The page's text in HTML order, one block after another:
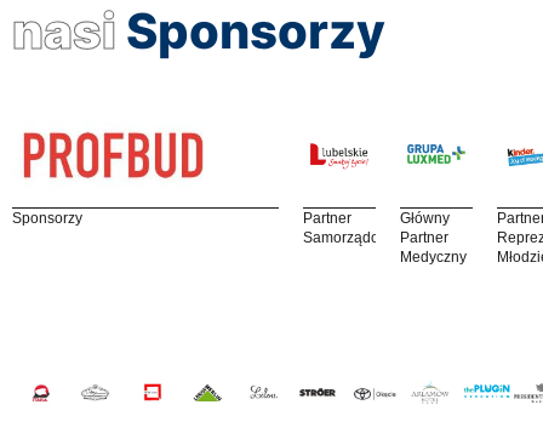
nasi Sponsorzy
Sponsorzy
Partner
Samorządowy
Główny
Partner
Medyczny